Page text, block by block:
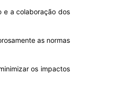
e a colaboração dos
as normas
os impactos